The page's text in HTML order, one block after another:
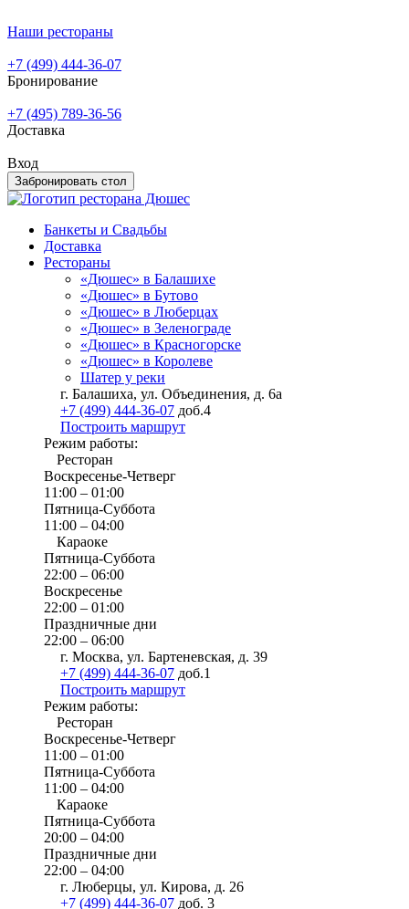
Наши рестораны
+7 (499) 444-36-07
Бронирование
+7 (495) 789-36-56
Доставка
Вход
Забронировать стол
Банкеты и Свадьбы
Доставка
Рестораны
«Дюшес» в Балашихе
«Дюшес» в Бутово
«Дюшес» в Люберцах
«Дюшес» в Зеленограде
«Дюшес» в Красногорске
«Дюшес» в Королеве
Шатер у реки
г. Балашиха, ул. Объединения, д. 6а
+7 (499) 444-36-07 доб.4
Построить маршрут
Режим работы:
Ресторан
Воскресенье-Четверг
11:00 – 01:00
Пятница-Суббота
11:00 – 04:00
Караоке
Пятница-Суббота
22:00 – 06:00
Воскресенье
22:00 – 01:00
Праздничные дни
22:00 – 06:00
г. Москва, ул. Бартеневская, д. 39
+7 (499) 444-36-07 доб.1
Построить маршрут
Режим работы:
Ресторан
Воскресенье-Четверг
11:00 – 01:00
Пятница-Суббота
11:00 – 04:00
Караоке
Пятница-Суббота
20:00 – 04:00
Праздничные дни
22:00 – 04:00
г. Люберцы, ул. Кирова, д. 26
+7 (499) 444-36-07 доб. 3